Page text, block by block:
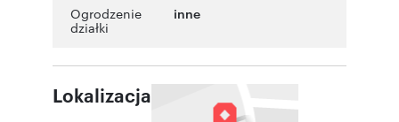
Ogrodzenie
działki
inne
Lokalizacja